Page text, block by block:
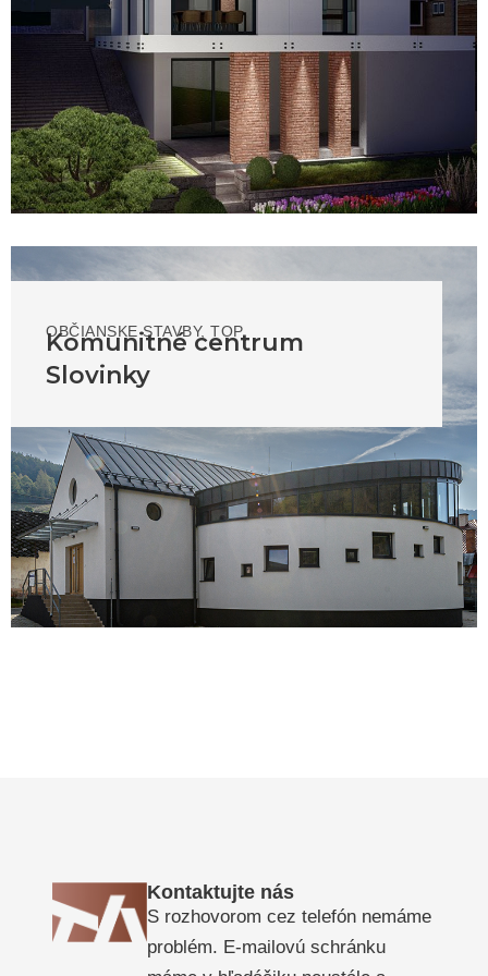
OBČIANSKE STAVBY, TOP
Komunitné centrum
Slovinky
Kontaktujte nás
S rozhovorom cez telefón nemáme
problém. E-mailovú schránku